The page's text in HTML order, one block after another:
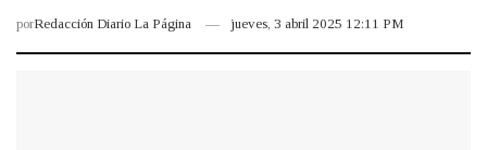
porRedacción Diario La Página jueves, 3 abril 2025 12:11 PM